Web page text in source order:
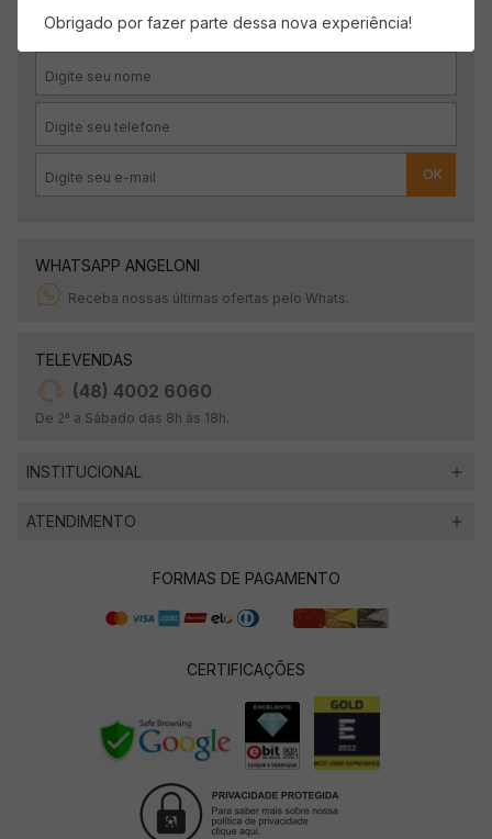
exclusivos.
OK
WHATSAPP ANGELONI
Receba nossas últimas ofertas pelo Whats.
TELEVENDAS
(48) 4002 6060
De 2ª a Sábado das 8h às 18h.
INSTITUCIONAL
ATENDIMENTO
FORMAS DE PAGAMENTO
CERTIFICAÇÕES
Obrigado por fazer parte dessa nova experiência!